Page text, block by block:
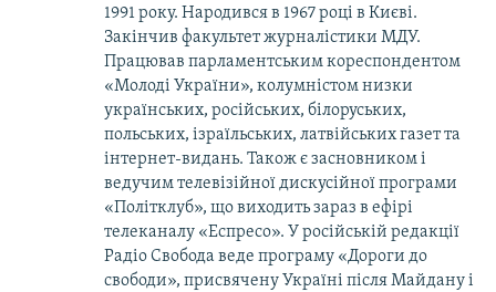
1991 року. Народився в 1967 році в Києві.
Закінчив факультет журналістики МДУ.
Працював парламентським кореспондентом
«Молоді України», колумністом низки
українських, російських, білоруських,
польських, ізраїльських, латвійських газет та
інтернет-видань. Також є засновником і
ведучим телевізійної дискусійної програми
«Політклуб», що виходить зараз в ефірі
телеканалу «Еспресо». У російській редакції
Радіо Свобода веде програму «Дороги до
свободи», присвячену Україні після Майдану і